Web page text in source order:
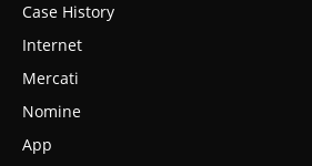
Case History
Internet
Mercati
Nomine
App